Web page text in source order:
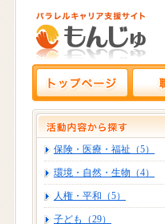
保険・医療・福祉（5）
環境・自然・生物（4）
人権・平和（5）
子ども（29）